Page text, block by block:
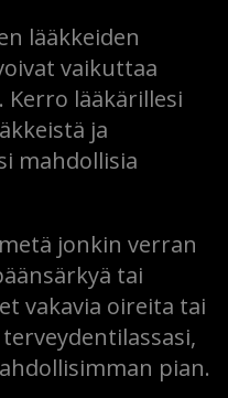
lääkkeiden
vaikuttaa
lääkärillesi
ja
mahdollisia
jonkin verran
tai
vakavia oireita tai
pian.